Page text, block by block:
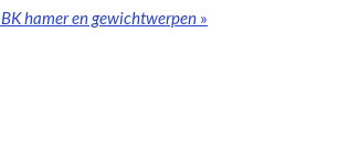
hamer en gewichtwerpen »